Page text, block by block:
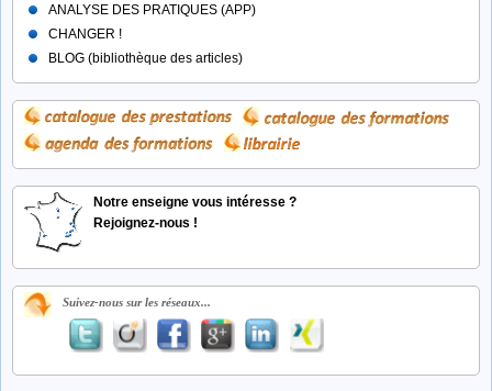
ANALYSE DES PRATIQUES (APP)
CHANGER !
BLOG (bibliothèque des articles)
Notre enseigne vous intéresse ?
Rejoignez-nous !
Suivez-nous sur les réseaux...